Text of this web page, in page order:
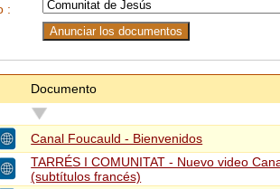
:
Documento
Canal Foucauld - Bienvenidos
TARRÉS I COMUNITAT - Nuevo video
(subtítulos francés)